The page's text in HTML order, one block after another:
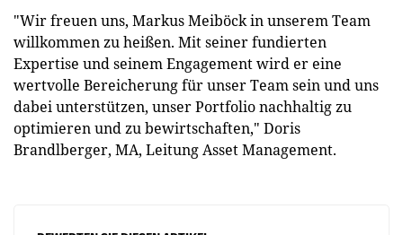
"Wir freuen uns, Markus Meiböck in unserem Team
willkommen zu heißen. Mit seiner fundierten
Expertise und seinem Engagement wird er eine
wertvolle Bereicherung für unser Team sein und uns
dabei unterstützen, unser Portfolio nachhaltig zu
optimieren und zu bewirtschaften," Doris
Brandlberger, MA, Leitung Asset Management.